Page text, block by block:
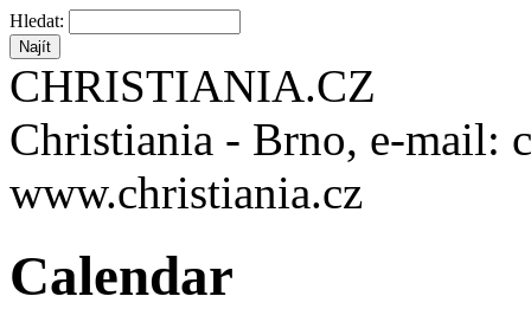
Hledat:
CHRISTIANIA.CZ
Christiania - Brno, e-mail:
www.christiania.cz
Calendar